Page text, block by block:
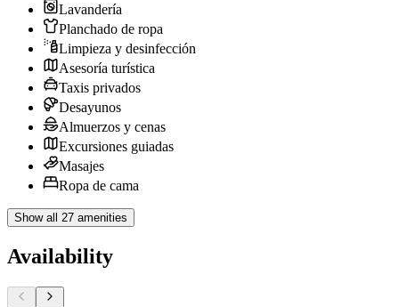
Lavandería
Planchado de ropa
Limpieza y desinfección
Asesoría turística
Taxis privados
Desayunos
Almuerzos y cenas
Excursiones guiadas
Masajes
Ropa de cama
Show all 27 amenities
Availability